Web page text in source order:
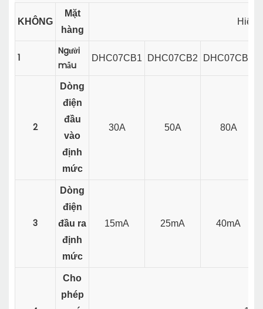
KHÔNG
Mặt
hàng
Hiệu
1
Người
mẫu
DHC07CB1 DHC07CB2 DHC07CB3
2
Dòng
điện
đầu
vào
định
mức
30A 50A 80A
3
Dòng
điện
đầu ra
định
mức
15mA 25mA 40mA
Cho
phép